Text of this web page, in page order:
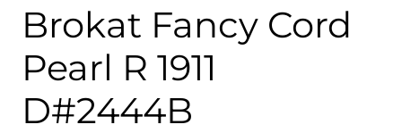
Brokat Fancy Cord
Pearl R 1911
D#2444B